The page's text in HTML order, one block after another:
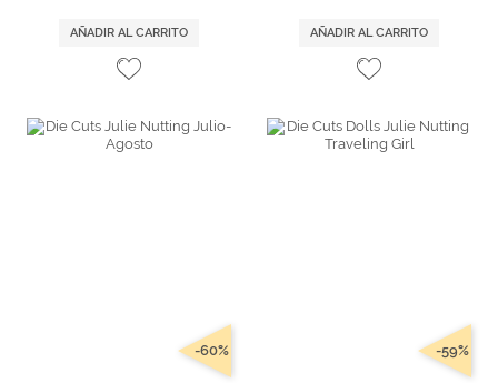
AÑADIR AL CARRITO AÑADIR AL CARRITO
-60% -59%